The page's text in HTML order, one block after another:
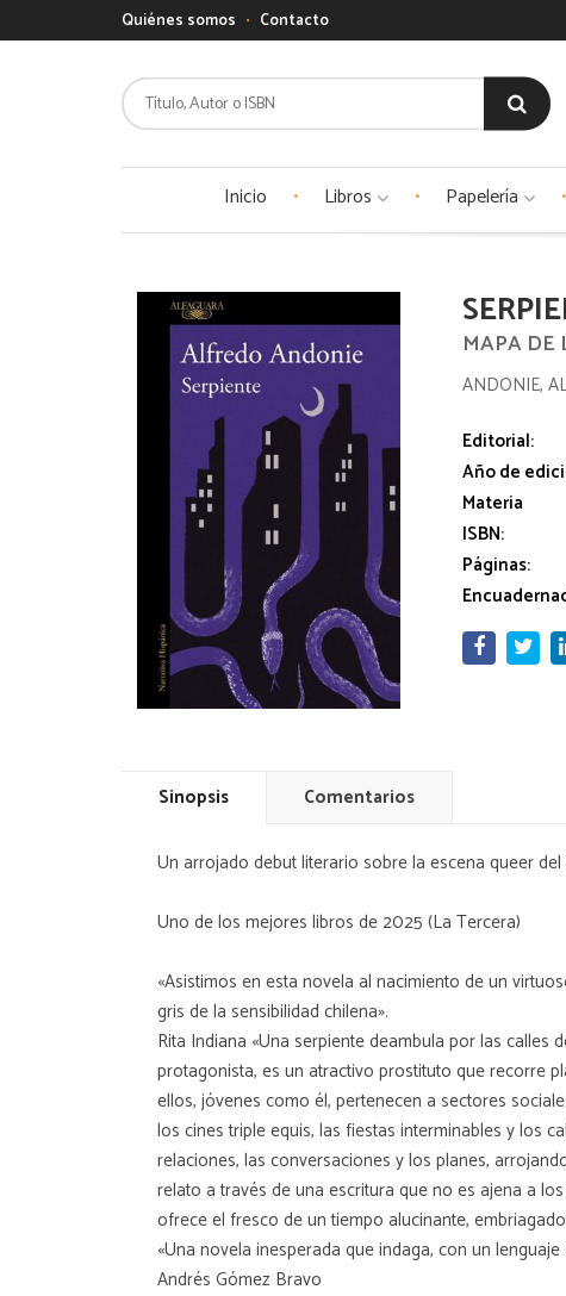
Quiénes somos Contacto
Inicio Libros Papelería
MAPA DE
ANDONIE,
Editorial:
Año de
Materia
ISBN:
Páginas:
Sinopsis Comentarios
Un arrojado debut literario sobre la escena queer
Uno de los mejores libros de 2025 (La Tercera)
«Asistimos en esta novela al nacimiento de un
gris de la sensibilidad chilena».
Rita Indiana «Una serpiente deambula por las
protagonista, es un atractivo prostituto que recorre
ellos, jóvenes como él, pertenecen a sectores
los cines triple equis, las fiestas interminables y los
relaciones, las conversaciones y los planes,
relato a través de una escritura que no es ajena a
ofrece el fresco de un tiempo alucinante,
«Una novela inesperada que indaga, con un
Andrés Gómez Bravo